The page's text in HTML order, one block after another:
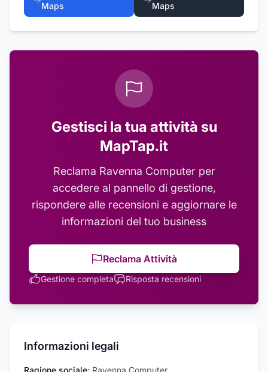
Maps
Maps
Gestisci la tua attività su
MapTap.it
Reclama Ravenna Computerper
accedere al pannello di gestione,
rispondere alle recensioni e aggiornare le
informazioni del tuo business
Reclama Attività
Gestione completa Risposta recensioni
Informazioni legali
Ragione sociale: Ravenna Computer